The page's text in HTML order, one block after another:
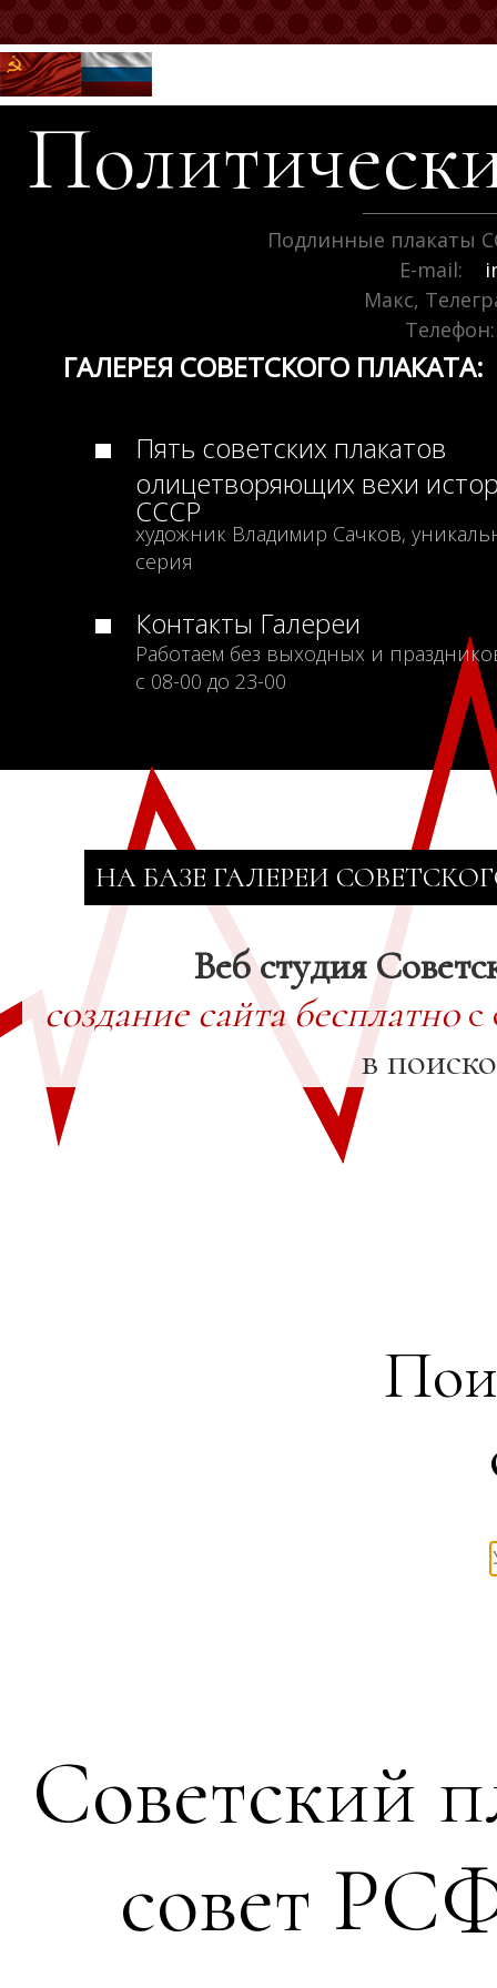
Подлинные плакаты
E-mail:
Макс,
Телефон:
ГАЛЕРЕЯ СОВЕТСКОГО ПЛАКАТА:
Пять советских плакатов
олицетворяющих вехи
СССР
художник Владимир Сачков,
серия
Контакты Галереи
Работаем без выходных и
с 08-00 до 23-00
НА БАЗЕ ГАЛЕРЕИ
Веб студия
создание сайта бесплатнос
в
Советский
совет